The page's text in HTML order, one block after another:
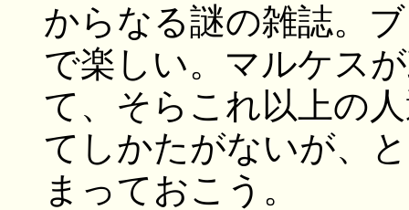
からなる謎の雑誌。
で楽しい。マルケス
て、そらこれ以上の
てしかたがないが、
まっておこう。